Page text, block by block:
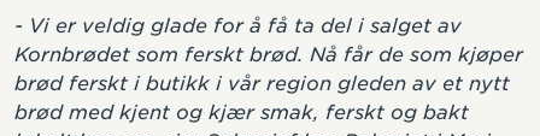
- Vi er veldig glade for å få ta del i salget av
Kornbrødet som ferskt brød. Nå får de som kjøper
brød ferskt i butikk i vår region gleden av et nytt
brød med kjent og kjær smak, ferskt og bakt